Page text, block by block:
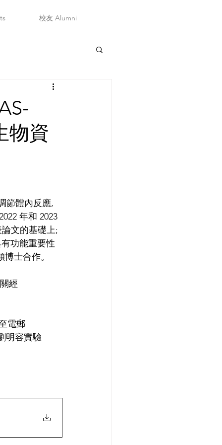
校友 Alumni
物資
節體內反應,
年和 2023
文的基礎上;
功能重要性
士合作。
經
電郵
明容實驗